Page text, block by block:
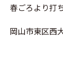
春ごろより打
岡山市東区西